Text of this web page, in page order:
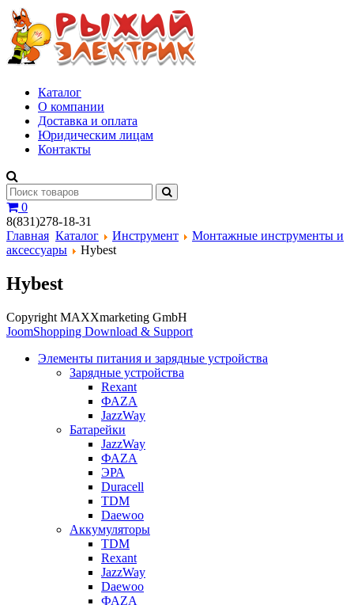
Каталог
О компании
Доставка и оплата
Юридическим лицам
Контакты
0
8(831)278-18-31
Главная Каталог Инструмент
Монтажные инструменты и
аксессуары
Hybest
Hybest
Copyright MAXXmarketing GmbH
JoomShopping Download & Support
Элементы питания и зарядные устройства
Зарядные устройства
Rexant
ФАZА
JazzWay
Батарейки
JazzWay
ФАZА
ЭРА
Duracell
TDM
Daewoo
Аккумуляторы
TDM
Rexant
JazzWay
Daewoo
ФАZА